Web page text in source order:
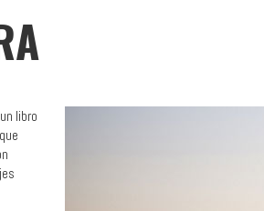
libro